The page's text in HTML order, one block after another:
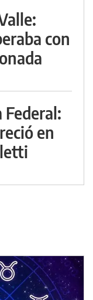
con
Federal:
en